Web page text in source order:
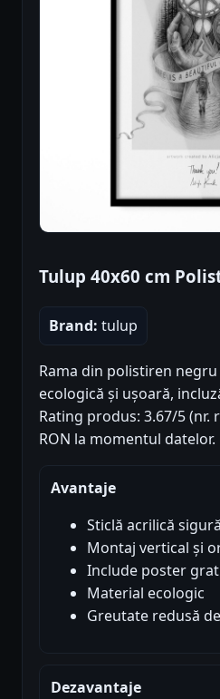
Tulup 40x60 cm
Brand: tulup
Rama din polistiren
ecologică și ușoară,
Rating produs: 3.67/5 (nr.
RON la momentul datelor.
Avantaje
Sticlă acrilică sigură
Montaj vertical și
Include poster
Material ecologic
Greutate redusă
Dezavantaje